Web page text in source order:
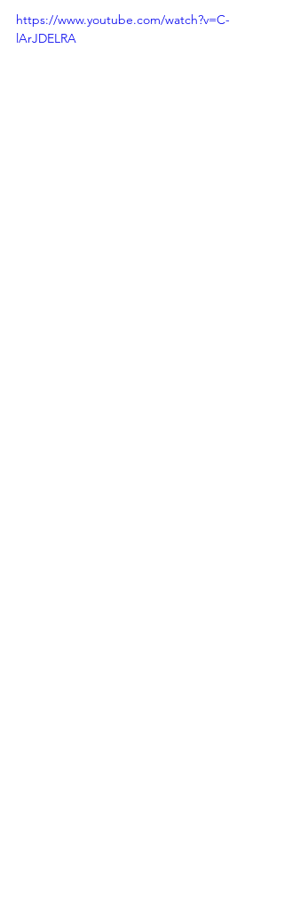
https://www.youtube.com/watch?v=C-
lArJDELRA